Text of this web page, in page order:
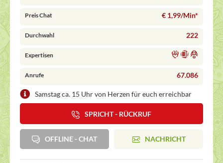
Preis Chat € 1,99/Min*
Durchwahl 222
Expertisen
Anrufe 67.086
Samstag ca. 15 Uhr von Herzen für euch erreichbar
SPRICHT - RÜCKRUF
OFFLINE - CHAT NACHRICHT